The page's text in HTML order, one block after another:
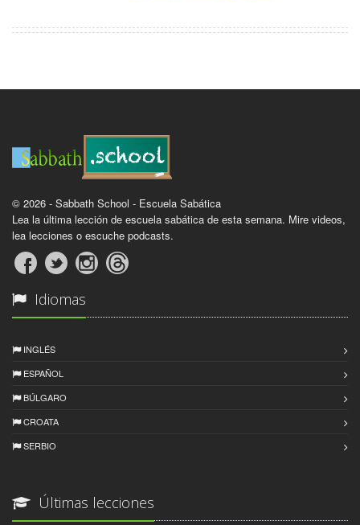
© 2026 - Sabbath School - Escuela Sabática
Lea la última lección de escuela sabática de esta semana. Mire videos,
lea lecciones o escuche podcasts.
Idiomas
INGLÉS
ESPAÑOL
BÚLGARO
CROATA
SERBIO
Últimas lecciones